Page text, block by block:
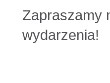
Zapraszamy
wydarzenia!